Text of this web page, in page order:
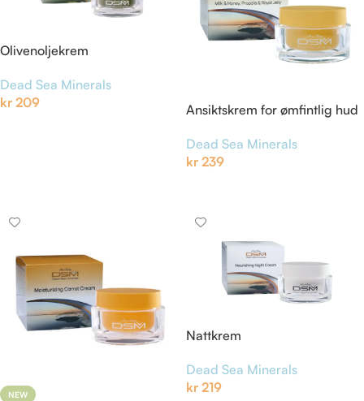
Olivenoljekrem
Dead Sea Minerals
kr 209
Ansiktskrem for ømfintlig hud
propolis
Dead Sea Minerals
kr 239
NEW
Nattkrem
Dead Sea Minerals
kr 219